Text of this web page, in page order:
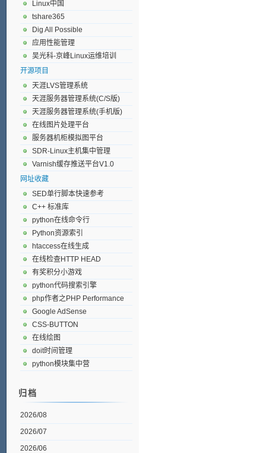
Linux中国
tshare365
Dig All Possible
应用性能管理
吴光科-京峰Linux运维培训
开源项目
天涯LVS管理系统
天涯服务器管理系统(C/S版)
天涯服务器管理系统(手机版)
在线图片处理平台
服务器机柜模拟图平台
SDR-Linux主机集中管理
Varnish缓存推送平台V1.0
网址收藏
SED单行脚本快速参考
C++ 标准库
python在线命令行
Python资源索引
htaccess在线生成
在线检查HTTP HEAD
有奖积分小游戏
python代码搜索引擎
php作者之PHP Performance
Google AdSense
CSS-BUTTON
在线绘图
doit时间管理
python模块集中营
归档
2026/08
2026/07
2026/06